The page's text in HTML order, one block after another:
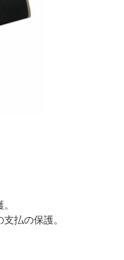
払の保護。